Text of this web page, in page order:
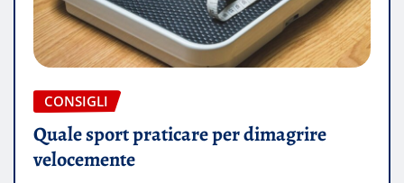
CONSIGLI
Quale sport praticare per dimagrire
velocemente